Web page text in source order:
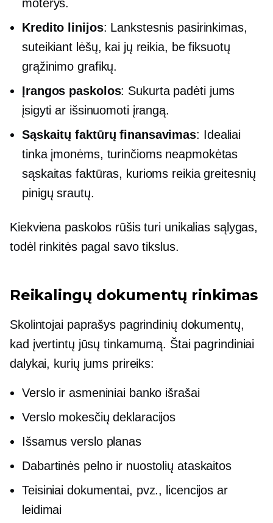
moterys.
Kredito linijos: Lankstesnis pasirinkimas,
suteikiant lėšų, kai jų reikia, be fiksuotų
grąžinimo grafikų.
Įrangos paskolos: Sukurta padėti jums
įsigyti ar išsinuomoti įrangą.
Sąskaitų faktūrų finansavimas: Idealiai
tinka įmonėms, turinčioms neapmokėtas
sąskaitas faktūras, kurioms reikia greitesnių
pinigų srautų.
Kiekviena paskolos rūšis turi unikalias sąlygas,
todėl rinkitės pagal savo tikslus.
Reikalingų dokumentų rinkimas
Skolintojai paprašys pagrindinių dokumentų,
kad įvertintų jūsų tinkamumą. Štai pagrindiniai
dalykai, kurių jums prireiks:
Verslo ir asmeniniai banko išrašai
Verslo mokesčių deklaracijos
Išsamus verslo planas
Dabartinės pelno ir nuostolių ataskaitos
Teisiniai dokumentai, pvz., licencijos ar
leidimai